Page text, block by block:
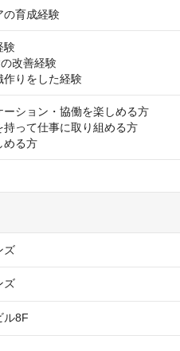
の育成経験
験
改善経験
作りをした経験
ーション・協働を楽しめる方
持って仕事に取り組める方
める方
ズ
ズ
ル8F